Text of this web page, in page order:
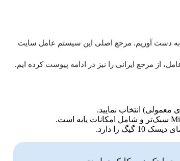
دست آوریم. مرجع اصلی این سیستم عامل سایت
از مرجع ایرانی را نیز در ادامه پیوست کرده ایم.